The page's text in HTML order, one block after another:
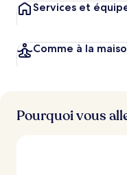
Services et
Comme à la
Pourquoi vous